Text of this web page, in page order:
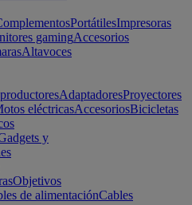
PortátilesImpresoras
gamingAccesorios
Altavoces
AdaptadoresProyectores
eléctricasAccesoriosBicicletas
y
Objetivos
de alimentaciónCables